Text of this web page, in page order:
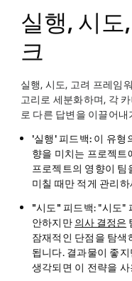
실행, 시도
크
실행, 시도, 고려 프레임
고리로 세분화하며, 각
로 다른 답변을 이끌어
'실행' 피드백: 이 유형
향을 미치는 프로젝트
프로젝트의 영향이 팀
미칠 때만 적게 관리
"시도" 피드백: "시도"
안하지만 의사 결정은
잠재적인 단점을 탐색
됩니다. 결과물이 좋
생각되면 이 전략을